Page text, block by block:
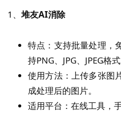
1、 堆友AI消除
特点：支持批量处理，
持PNG、JPG、JPEG格式
使用方法：上传多张图
成处理后的图片。
适用平台：在线工具，